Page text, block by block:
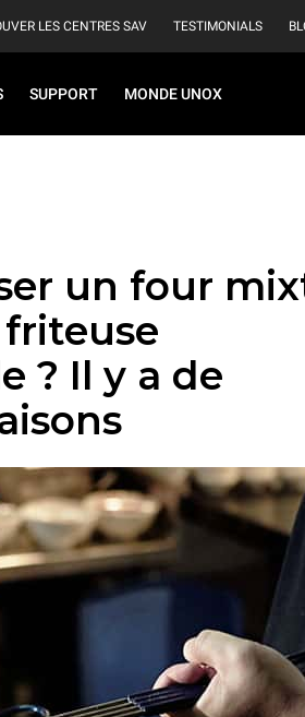
LES CENTRES SAV TESTIMONIALS
SUPPORT MONDE UNOX
un four
? Il y a de